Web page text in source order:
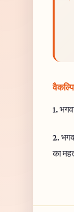
1.
2.
का